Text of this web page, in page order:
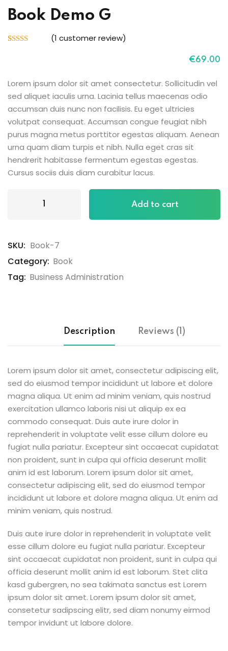
Book Demo G
rating
(1 customer review)
€69.00
Lorem ipsum dolor sit amet consectetur. Sollicitudin vel
sed aliquet iaculis urna. Lacinia tellus maecenas odio
accumsan duis nunc non facilisis. Eu eget ultricies
volutpat consequat. Accumsan congue feugiat nibh
purus magna metus porttitor egestas aliquam. Aenean
urna quam diam turpis et nibh. Nulla eget cras sit
hendrerit habitasse fermentum egestas egestas.
Cursus sociis duis diam curabitur lacus.
Add to cart
SKU: Book-7
Category: Book
Tag: Business Administration
Description Reviews (1)
Lorem ipsum dolor sit amet, consectetur adipiscing elit,
sed do eiusmod tempor incididunt ut labore et dolore
magna aliqua. Ut enim ad minim veniam, quis nostrud
exercitation ullamco laboris nisi ut aliquip ex ea
commodo consequat. Duis aute irure dolor in
reprehenderit in voluptate velit esse cillum dolore eu
fugiat nulla pariatur. Excepteur sint occaecat cupidatat
non proident, sunt in culpa qui officia deserunt mollit
anim id est laborum. Lorem ipsum dolor sit amet,
consectetur adipiscing elit, sed do eiusmod tempor
incididunt ut labore et dolore magna aliqua. Ut enim ad
minim veniam, quis nostrud.
Duis aute irure dolor in reprehenderit in voluptate velit
esse cillum dolore eu fugiat nulla pariatur. Excepteur
sint occaecat cupidatat non proident, sunt in culpa qui
officia deserunt mollit anim id est laborum. Stet clita
kasd gubergren, no sea takimata sanctus est Lorem
ipsum dolor sit amet. Lorem ipsum dolor sit amet,
consetetur sadipscing elitr, sed diam nonumy eirmod
tempor invidunt ut labore dolore.
Sign up